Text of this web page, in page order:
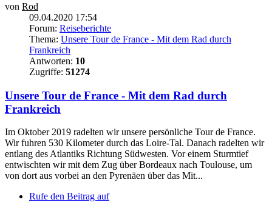
von Rod
09.04.2020 17:54
Forum: Reiseberichte
Thema: Unsere Tour de France - Mit dem Rad durch
Frankreich
Antworten: 10
Zugriffe: 51274
Unsere Tour de France - Mit dem Rad durch
Frankreich
Im Oktober 2019 radelten wir unsere persönliche Tour de France.
Wir fuhren 530 Kilometer durch das Loire-Tal. Danach radelten wir
entlang des Atlantiks Richtung Südwesten. Vor einem Sturmtief
entwischten wir mit dem Zug über Bordeaux nach Toulouse, um
von dort aus vorbei an den Pyrenäen über das Mit...
Rufe den Beitrag auf